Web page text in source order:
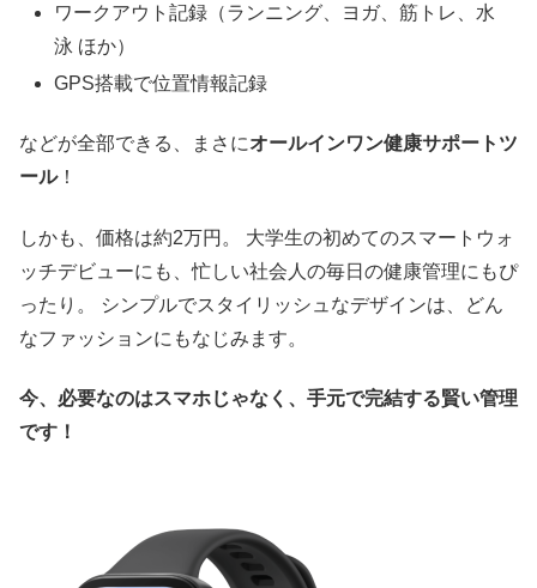
ワークアウト記録（ランニング、ヨガ、筋トレ、水
泳 ほか）
GPS搭載で位置情報記録
などが全部できる、まさにオールインワン健康サポートツ
ール！
しかも、価格は約2万円。 大学生の初めてのスマートウォ
ッチデビューにも、忙しい社会人の毎日の健康管理にもぴ
ったり。 シンプルでスタイリッシュなデザインは、どん
なファッションにもなじみます。
今、必要なのはスマホじゃなく、手元で完結する賢い管理
です！